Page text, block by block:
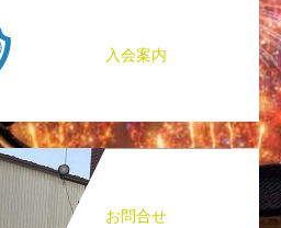
入会案内
お問合せ